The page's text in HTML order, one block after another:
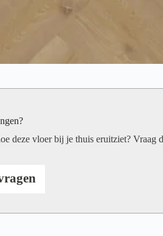
deze vloer bij je thuis eruitziet? Vraag